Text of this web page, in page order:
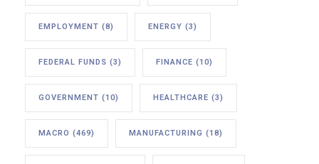
EMPLOYMENT (8) ENERGY (3)
FEDERAL FUNDS (3) FINANCE (10)
GOVERNMENT (10) HEALTHCARE (3)
MACRO (469) MANUFACTURING (18)